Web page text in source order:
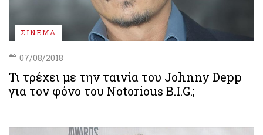
ΣΙΝΕΜΑ
07/08/2018
Τι τρέχει με την ταινία του Johnny Depp
για τον φόνο του Notorious B.I.G.;